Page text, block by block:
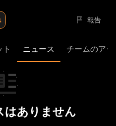
報告
ニュース チームのア
はありません